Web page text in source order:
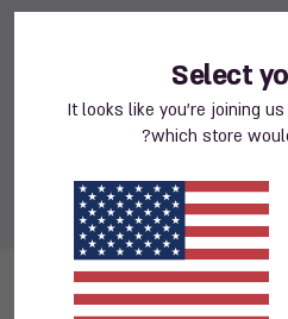
Select
It looks like you’re joining
which store
אינו דוהה